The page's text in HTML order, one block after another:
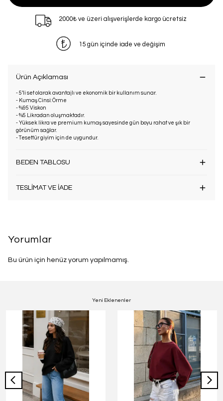
2000₺ ve üzeri alışverişlerde kargo ücretsiz
15 gün içinde iade ve değişim
Ürün Açıklaması
- 5’li set olarak avantajlı ve ekonomik bir kullanım sunar.
- Kumaş Cinsi: Örme
- %95 Viskon
- %5 Likradan oluşmaktadır.
- Yüksek likra ve premium kumaş sayesinde gün boyu rahat ve şık bir
görünüm sağlar.
- Tesettür giyim için de uygundur.
BEDEN TABLOSU
TESLİMAT VE İADE
Yorumlar
Bu ürün için henüz yorum yapılmamış.
Yeni Eklenenler